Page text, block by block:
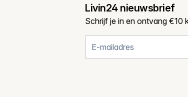
Livin24 nieuwsbrief
Schrijf je in en ontvang €10